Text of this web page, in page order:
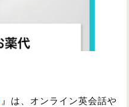
』は、オンライン英会話や